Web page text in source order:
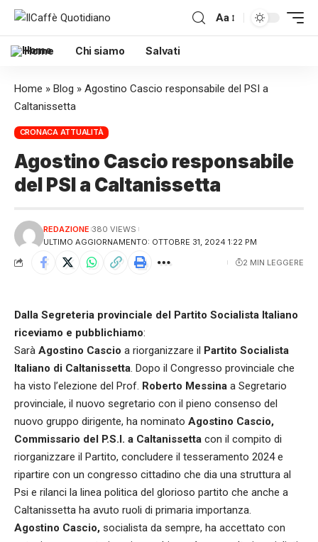
Aa
Home Chi siamo Salvati
Home » Blog » Agostino Cascio responsabile del PSI a
Caltanissetta
CRONACA ATTUALITÀ
Agostino Cascio responsabile
del PSI a Caltanissetta
ULTIMO AGGIORNAMENTO: OTTOBRE 31, 2024 1:22 PM
REDAZIONE 380 VIEWS
2 MIN LEGGERE
Dalla Segreteria provinciale del Partito Socialista Italiano
riceviamo e pubblichiamo:
Sarà Agostino Cascio a riorganizzare il Partito Socialista
Italiano di Caltanissetta . Dopo il Congresso provinciale che
ha visto l’elezione del Prof. Roberto Messina a Segretario
provinciale, il nuovo segretario con il pieno consenso del
nuovo gruppo dirigente, ha nominato Agostino Cascio,
Commissario del P.S.I. a Caltanissetta con il compito di
riorganizzare il Partito, concludere il tesseramento 2024 e
ripartire con un congresso cittadino che dia una struttura al
Psi e rilanci la linea politica del glorioso partito che anche a
Caltanissetta ha avuto ruoli di primaria importanza.
Agostino Cascio, socialista da sempre, ha accettato con